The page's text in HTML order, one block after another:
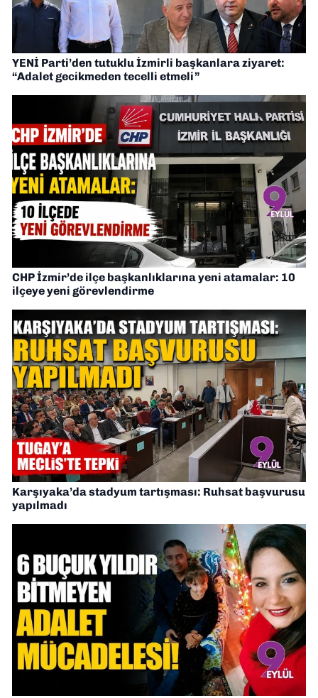
YENİ Parti’den tutuklu İzmirli başkanlara ziyaret:
“Adalet gecikmeden tecelli etmeli”
CHP İzmir’de ilçe başkanlıklarına yeni atamalar: 10
ilçeye yeni görevlendirme
Karşıyaka’da stadyum tartışması: Ruhsat başvurusu
yapılmadı